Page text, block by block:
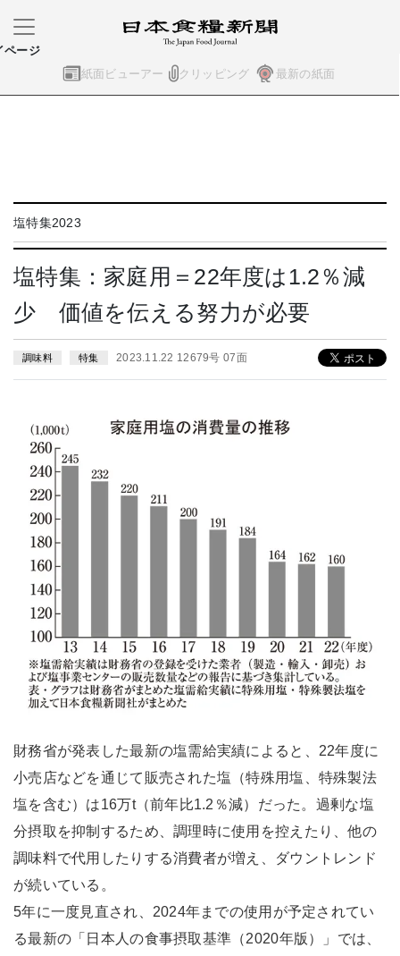
紙面ビューアー クリッピング 最新の紙面
ページ
塩特集2023
塩特集：家庭用＝22年度は1.2％減
少 価値を伝える努力が必要
調味料 特集 2023.11.22 12679号 07面
財務省が発表した最新の塩需給実績によると、22年度に
小売店などを通じて販売された塩（特殊用塩、特殊製法
塩を含む）は16万t（前年比1.2％減）だった。過剰な塩
分摂取を抑制するため、調理時に使用を控えたり、他の
調味料で代用したりする消費者が増え、ダウントレンド
が続いている。
5年に一度見直され、2024年までの使用が予定されてい
る最新の「日本人の食事摂取基準（2020年版）」では、